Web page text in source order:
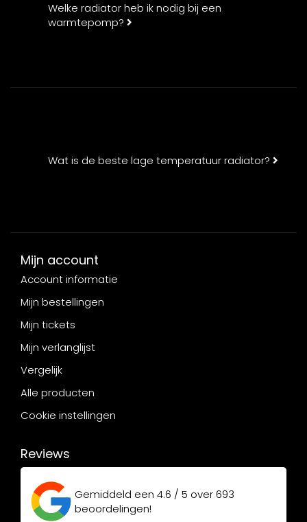
Welke radiator heb ik nodig bij een
warmtepomp?
Wat is de beste lage temperatuur radiator?
Mijn account
Account informatie
Mijn bestellingen
Mijn tickets
Mijn verlanglijst
Vergelijk
Alle producten
Cookie instellingen
Reviews
Gemiddeld een 4.6 / 5 over693
beoordelingen!